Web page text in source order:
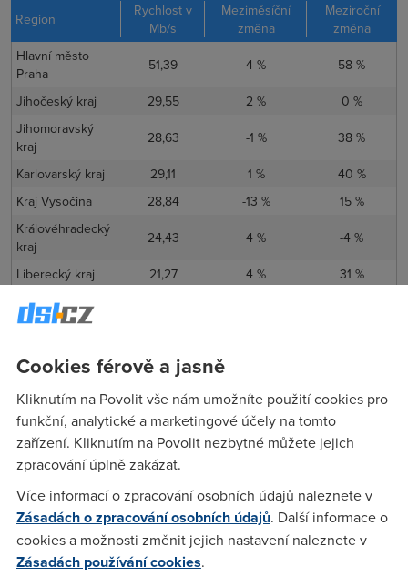
Region
Rychlost v
Mb/s
Meziměsíční
změna
Meziroční
změna
Hlavní město
Praha
51,39 4 %
58 %
Jihočeský kraj
29,55 2 %
0 %
Jihomoravský
kraj
28,63 -1 %
38 %
Karlovarský kraj
29,11 1 %
40 %
Kraj Vysočina
28,84 -13 %
15 %
Královéhradecký
kraj
24,43 4 %
-4 %
Liberecký kraj
21,27 4 %
31 %
Moravskoslezský
kraj
Pardubický kraj
24,15
Plzeňský kraj
23,82 -1 %
19 %
Středočeský kraj
30,39 7 %
Ústecký kraj
21,60
"Rychlost mobilního internetuv Praze, přesáhla 50 Mb/s,
naměřili jsme51,4 Mb/s. Největší růst rychlosti vidíme v
Pardubickém kraji, kde rychlost dosahuje
Cookies férově a jasně
Kliknutím na Povolit vše nám umožníte použití cookies pro
funkční, analytické a marketingové účely na tomto
zařízení. Kliknutím na Povolit nezbytné můžete jejich
zpracování úplně zakázat.
Více informací o zpracování osobních údajů naleznete v
Zásadách o zpracování osobních údajů. Další informace o
cookies a možnosti změnit jejich nastavení naleznete v
Zásadách používání cookies.